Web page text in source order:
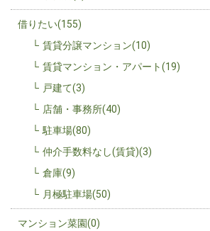
借りたい(155)
賃貸分譲マンション(10)
賃貸マンション・アパート(19)
戸建て(3)
店舗・事務所(40)
駐車場(80)
仲介手数料なし(賃貸)(3)
倉庫(9)
月極駐車場(50)
マンション菜園(0)